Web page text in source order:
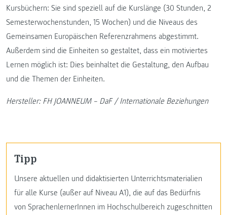
Kursbüchern: Sie sind speziell auf die Kurslänge (30 Stunden, 2
Semesterwochenstunden, 15 Wochen) und die Niveaus des
Gemeinsamen Europäischen Referenzrahmens abgestimmt.
Außerdem sind die Einheiten so gestaltet, dass ein motiviertes
Lernen möglich ist: Dies beinhaltet die Gestaltung, den Aufbau
und die Themen der Einheiten.
Hersteller: FH JOANNEUM – DaF / Internationale Beziehungen
Tipp
Unsere aktuellen und didaktisierten Unterrichtsmaterialien
für alle Kurse (außer auf Niveau A1), die auf das Bedürfnis
von SprachenlernerInnen im Hochschulbereich zugeschnitten